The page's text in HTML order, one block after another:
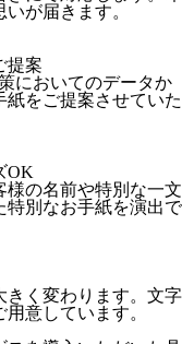
が届きます。
においてのデータか
紙をご提案させていた
様の名前や特別な一文
特別なお手紙を演出で
きく変わります。文字
意しています。